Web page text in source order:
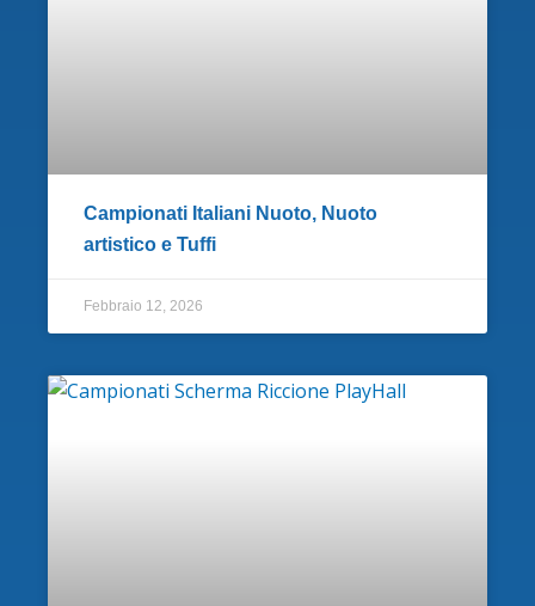
Campionati Italiani Nuoto, Nuoto
artistico e Tuffi
Febbraio 12, 2026